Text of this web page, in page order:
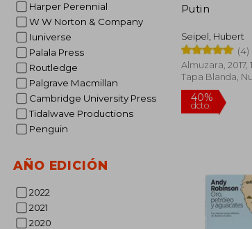
Harper Perennial
W W Norton & Company
Iuniverse
Palala Press
Routledge
Palgrave Macmillan
Cambridge University Press
Tidalwave Productions
Penguin
AÑO EDICIÓN
2022
2021
2020
Putin
Seipel, Hubert
(4)
Almuzara, 2017,
Tapa Blanda,